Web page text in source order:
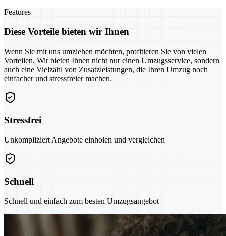
Features
Diese Vorteile bieten wir Ihnen
Wenn Sie mit uns umziehen möchten, profitieren Sie von vielen
Vorteilen. Wir bieten Ihnen nicht nur einen Umzugsservice, sondern
auch eine Vielzahl von Zusatzleistungen, die Ihren Umzug noch
einfacher und stressfreier machen.
Stressfrei
Unkompliziert Angebote einholen und vergleichen
Schnell
Schnell und einfach zum besten Umzugsangebot